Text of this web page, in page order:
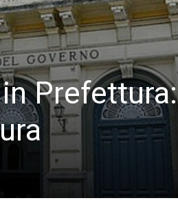
Prefettura: